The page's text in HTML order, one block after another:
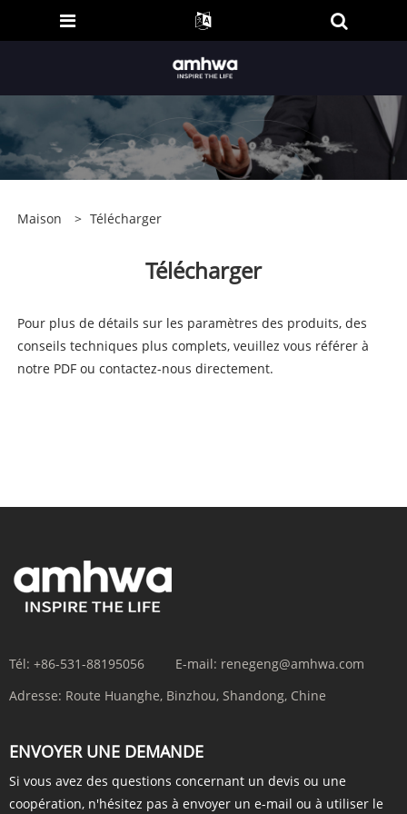
Maison > Télécharger
Télécharger
Pour plus de détails sur les paramètres des produits, des
conseils techniques plus complets, veuillez vous référer à
notre PDF ou contactez-nous directement.
Tél: +86-531-88195056 E-mail: renegeng@amhwa.com
Adresse: Route Huanghe, Binzhou, Shandong, Chine
ENVOYER UNE DEMANDE
Si vous avez des questions concernant un devis ou une
coopération, n'hésitez pas à envoyer un e-mail ou à utiliser le